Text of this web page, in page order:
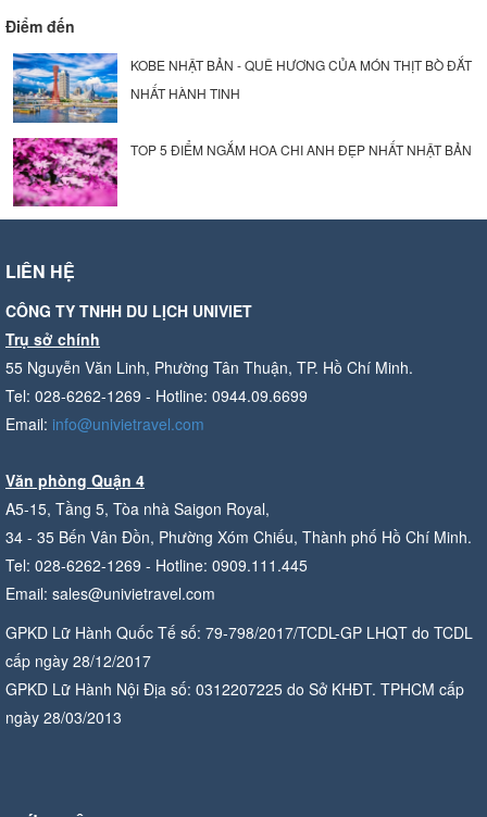
Điểm đến
KOBE NHẬT BẢN - QUÊ HƯƠNG CỦA MÓN THỊT BÒ ĐẮT
NHẤT HÀNH TINH
TOP 5 ĐIỂM NGẮM HOA CHI ANH ĐẸP NHẤT NHẬT BẢN
LIÊN HỆ
CÔNG TY TNHH DU LỊCH UNIVIET
Trụ sở chính
55 Nguyễn Văn Linh, Phường Tân Thuận, TP. Hồ Chí Minh.
Tel: 028-6262-1269 - Hotline: 0944.09.6699
Email: info@univietravel.com
Văn phòng Quận 4
A5-15, Tầng 5, Tòa nhà Saigon Royal,
34 - 35 Bến Vân Đồn, Phường Xóm Chiếu, Thành phố Hồ Chí Minh.
Tel: 028-6262-1269 - Hotline: 0909.111.445
Email: sales@univietravel.com
GPKD Lữ Hành Quốc Tế số: 79-798/2017/TCDL-GP LHQT do TCDL
cấp ngày 28/12/2017
GPKD Lữ Hành Nội Địa số: 0312207225 do Sở KHĐT. TPHCM cấp
ngày 28/03/2013